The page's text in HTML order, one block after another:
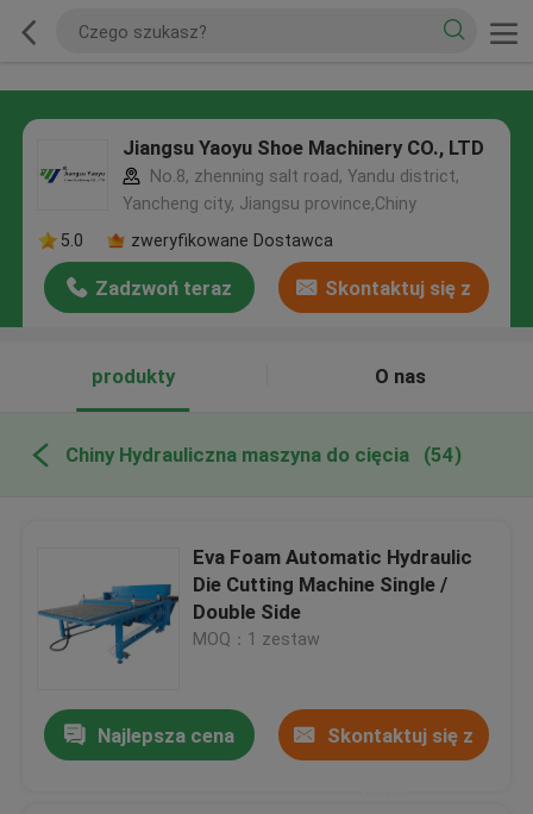
Jiangsu Yaoyu Shoe Machinery CO., LTD
No.8, zhenning salt road, Yandu district,
Yancheng city, Jiangsu province,Chiny
5.0
zweryfikowane Dostawca
Zadzwoń teraz Skontaktuj się z
produkty
O nas
Chiny Hydrauliczna maszyna do cięcia (54)
Eva Foam Automatic Hydraulic
Die Cutting Machine Single /
Double Side
MOQ：1 zestaw
Najlepsza cena Skontaktuj się z